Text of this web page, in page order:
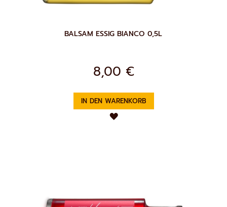
BALSAM ESSIG BIANCO 0,5L
8,00 €
IN DEN WARENKORB
ZUR